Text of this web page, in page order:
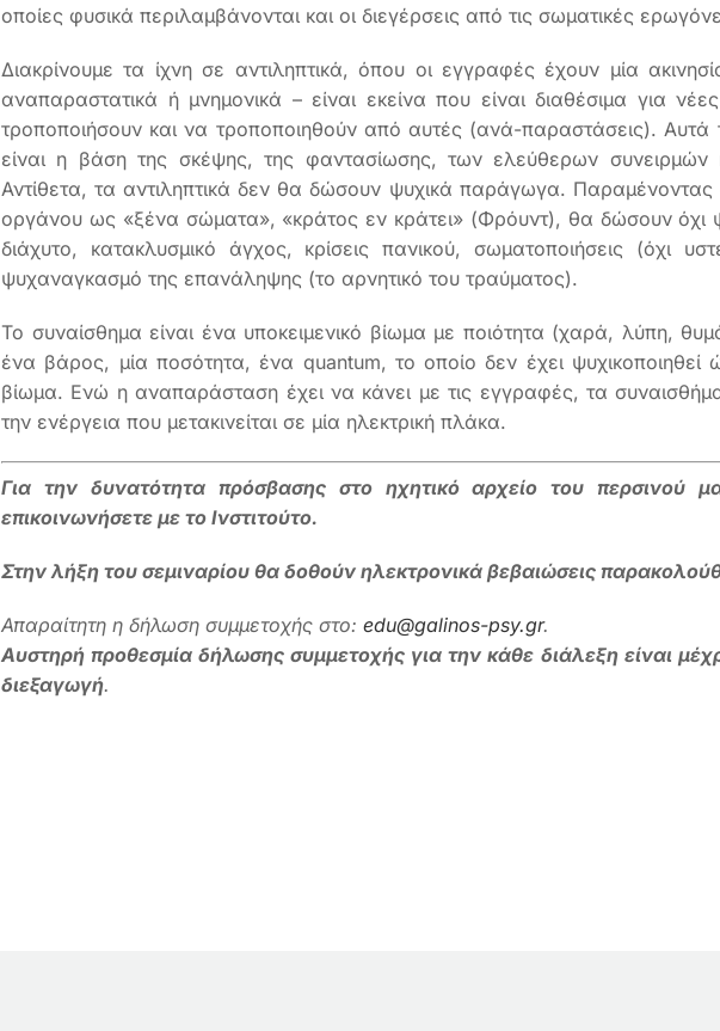
οποίες φυσικά περιλαμβάνονται και οι διεγέρσεις από τις σωματικές
Διακρίνουμε τα ίχνη σε αντιληπτικά, όπου οι εγγραφές έχουν μία
αναπαραστατικά ή μνημονικά – είναι εκείνα που είναι διαθέσιμα για
τροποποιήσουν και να τροποποιηθούν από αυτές (ανά-παραστάσεις). Αυτά
είναι η βάση της σκέψης, της φαντασίωσης, των ελεύθερων συνειρμών
Αντίθετα, τα αντιληπτικά δεν θα δώσουν ψυχικά παράγωγα. Παραμένοντας
οργάνου ως «ξένα σώματα», «κράτος εν κράτει» (Φρόυντ), θα δώσουν
διάχυτο, κατακλυσμικό άγχος, κρίσεις πανικού, σωματοποιήσεις (όχι
ψυχαναγκασμό της επανάληψης (το αρνητικό του τραύματος).
Το συναίσθημα είναι ένα υποκειμενικό βίωμα με ποιότητα (χαρά, λύπη,
ένα βάρος, μία ποσότητα, ένα quantum, το οποίο δεν έχει ψυχικοποιηθεί
βίωμα. Ενώ η αναπαράσταση έχει να κάνει με τις εγγραφές, τα
την ενέργεια που μετακινείται σε μία ηλεκτρική πλάκα.
Για την δυνατότητα πρόσβασης στο ηχητικό αρχείο του περσινού
επικοινωνήσετε με το Ινστιτούτο.
Στην λήξη του σεμιναρίου θα δοθούν ηλεκτρονικά βεβαιώσεις
Απαραίτητη η δήλωση συμμετοχής στο: edu@galinos-psy.gr.
Αυστηρή προθεσμία δήλωσης συμμετοχής για την κάθε διάλεξη είναι
διεξαγωγή.